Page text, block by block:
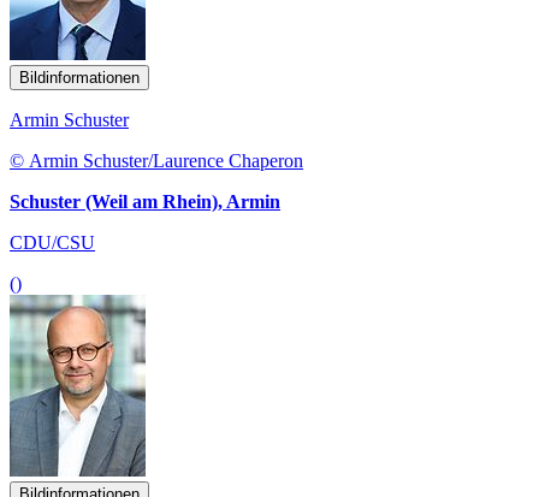
Bildinformationen
Armin Schuster
© Armin Schuster/Laurence Chaperon
Schuster (Weil am Rhein), Armin
CDU/CSU
()